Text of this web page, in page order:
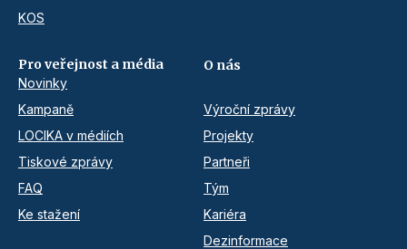
KOS
Pro veřejnost a média
Novinky
Kampaně
LOCIKA v médiích
Tiskové zprávy
FAQ
Ke stažení
O nás
Výroční zprávy
Projekty
Partneři
Tým
Kariéra
Dezinformace